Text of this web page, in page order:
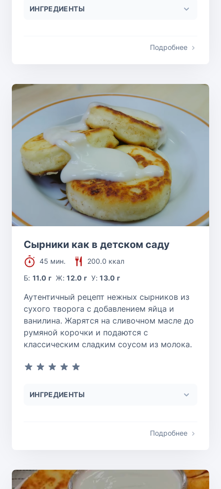
ИНГРЕДИЕНТЫ
Подробнее
Сырники как в детском саду
45 мин.
200.0 ккал
Б:11.0 г Ж:12.0 г У:13.0 г
Аутентичный рецепт нежных сырников из
сухого творога с добавлением яйца и
ванилина. Жарятся на сливочном масле до
румяной корочки и подаются с
классическим сладким соусом из молока.
ИНГРЕДИЕНТЫ
Подробнее